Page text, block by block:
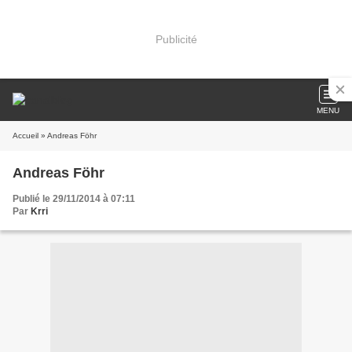
Publicité
MENU
Accueil » Andreas Föhr
Andreas Föhr
Publié le 29/11/2014 à 07:11
Par Krri